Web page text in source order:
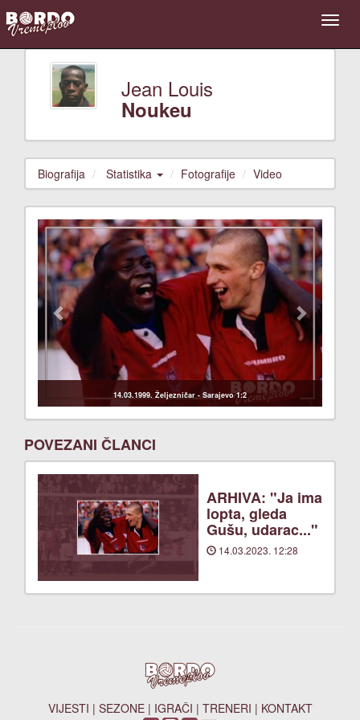
Jean Louis
Noukeu
Biografija Statistika Fotografije Video
14.03.1999. Željezničar - Sarajevo 1:2
Previous Next
POVEZANI ČLANCI
ARHIVA: "Ja ima
lopta, gleda
Gušu, udarac..."
14.03.2023. 12:28
VIJESTI | SEZONE| IGRAČI | TRENERI | KONTAKT